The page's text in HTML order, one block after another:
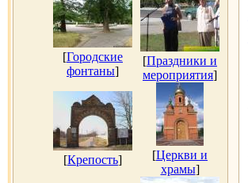
[Городские
фонтаны]
[Праздники и
мероприятия]
[Крепость] [Церкви и
храмы]